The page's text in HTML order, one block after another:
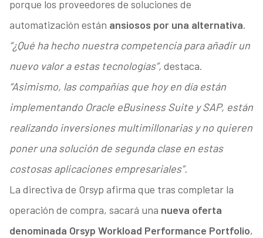
porque los proveedores de soluciones de
automatización están ansiosos por una alternativa.
“¿Qué ha hecho nuestra competencia para añadir un
nuevo valor a estas tecnologías”, destaca.
“Asimismo, las compañías que hoy en día están
implementando Oracle eBusiness Suite y SAP, están
realizando inversiones multimillonarias y no quieren
poner una solución de segunda clase en estas
costosas aplicaciones empresariales”.
La directiva de Orsyp afirma que tras completar la
operación de compra, sacará una nueva oferta
denominada Orsyp Workload Performance Portfolio,